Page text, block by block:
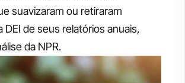
suavizaram ou retiraram
DEI de seus relatórios anuais,
da NPR.